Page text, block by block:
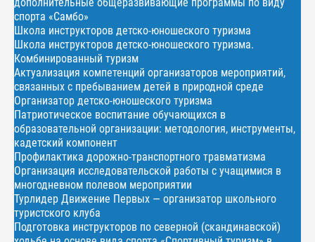
спорта «Самбо»
Школа инструкторов детско-юношеского туризма
Школа инструкторов детско-юношеского туризма.
Комбинированный туризм
Актуализация компетенций организаторов мероприятий,
связанных с пребыванием детей в природной среде
Организатор детско-юношеского туризма
Патриотическое воспитание обучающихся в
образовательной организации: методология, инструменты,
кадетский компонент
Профилактика дорожно-транспортного травматизма
Организация исследовательской работы с учащимися в
многодневном полевом мероприятии
Турлидер Движение Первых — организатор школьного
туристского клуба
Подготовка инструкторов по северной (скандинавской)